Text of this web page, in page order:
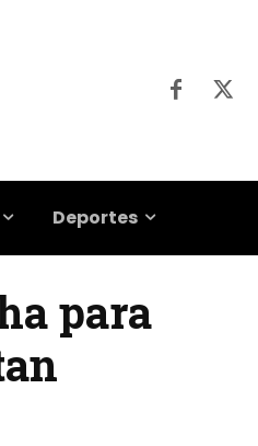
Deportes
para